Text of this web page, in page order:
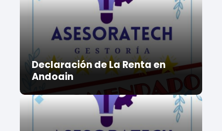
Declaración de La Renta en
Andoain